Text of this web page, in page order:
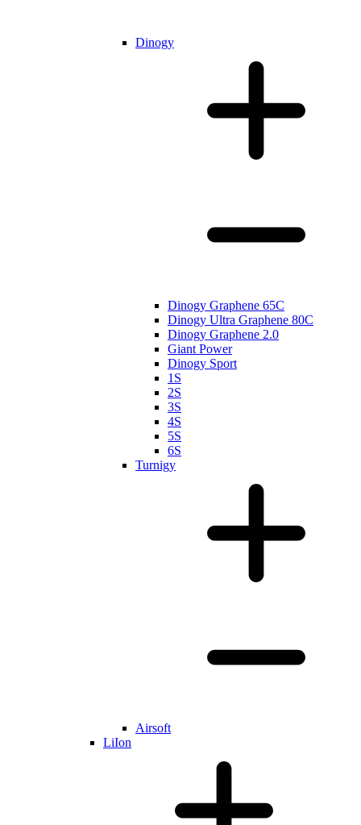
Dinogy
Dinogy Graphene 65C
Dinogy Ultra Graphene 80C
Dinogy Graphene 2.0
Giant Power
Dinogy Sport
1S
2S
3S
4S
5S
6S
Turnigy
Airsoft
LiIon